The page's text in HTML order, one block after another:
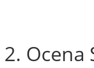
2. Ocena